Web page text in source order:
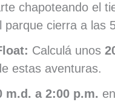
chapoteando el
parque cierra a las
Calculá unos
estas aventuras.
m.d. a 2:00 p.m.